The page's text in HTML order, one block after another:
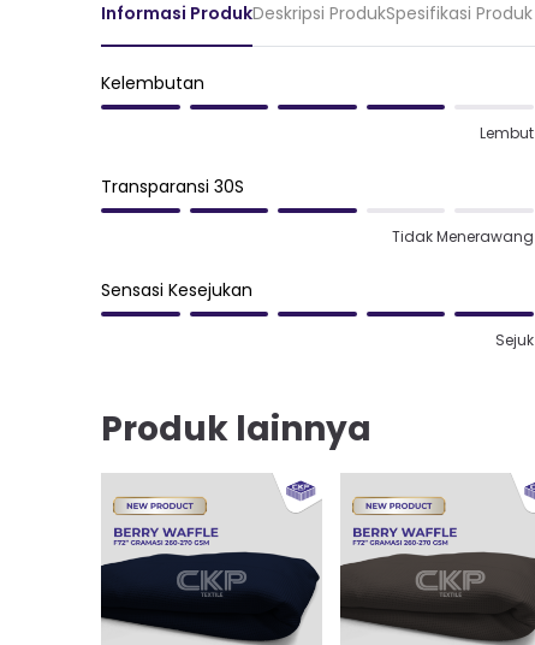
Informasi ProdukDeskripsi ProdukSpesifikasi Produk
Kelembutan
Lembut
Transparansi 30S
Tidak Menerawang
Sensasi Kesejukan
Sejuk
Produk lainnya